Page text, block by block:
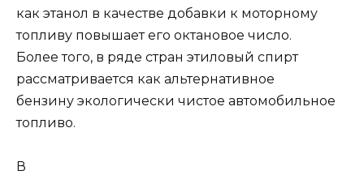
как этанол в качестве добавки к моторному
топливу повышает его октановое число.
Более того, в ряде стран этиловый спирт
рассматривается как альтернативное
бензину экологически чистое автомобильное
топливо.
В